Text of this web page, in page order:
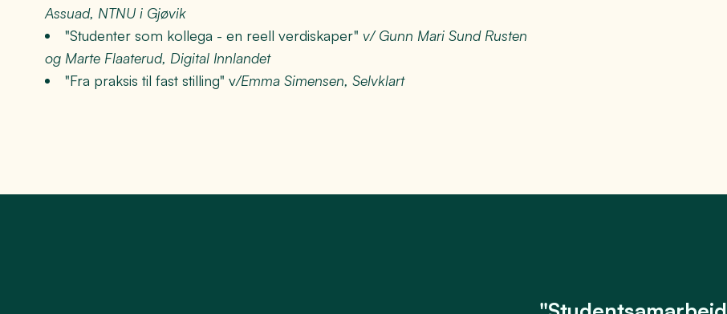
Assuad, NTNU i Gjøvik
"Studenter som kollega - en reell verdiskaper" v/ Gunn Mari Sund Rusten
og Marte Flaaterud, Digital Innlandet
"Fra praksis til fast stilling" v/Emma Simensen, Selvklart